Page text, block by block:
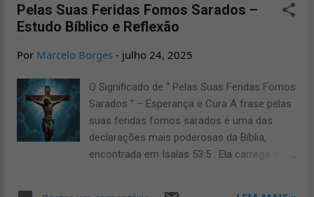
evangélica de libertação”, você terá um texto
autêntico e otimizado para SEO. Modelo de
como base para sua oração de libertação e
Jesus, em nome do Pai e do Espírito Santo,
declaro libertação e cura sobre minha vida.
entrego todas as enfermidades ao poder do
Pelas Suas Feridas Fomos Sarados –
Estudo Bíblico e Reflexão
Por Marcelo Borges - julho 24, 2025
O Significado de “ Pelas Suas Feridas Fomos
Sarados ” – Esperança e Cura A frase pelas
suas feridas fomos sarados é uma das
declarações mais poderosas da Bíblia,
encontrada em Isaías 53:5 . Ela carrega em